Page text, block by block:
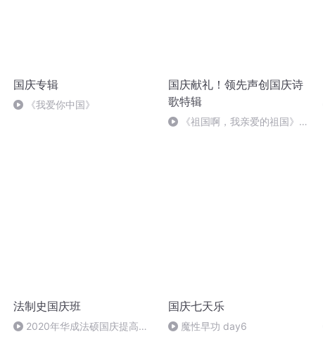
国庆专辑
《我爱你中国》
国庆献礼！领先声创国庆诗
歌特辑
《祖国啊，我亲爱的祖国》温
法制史国庆班
2020年华成法硕国庆提高班
国庆七天乐
魔性早功 day6